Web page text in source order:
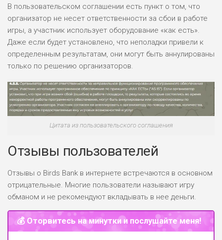
В пользовательском соглашении есть пункт о том, что
организатор не несет ответственности за сбои в работе
игры, а участник использует оборудование «как есть».
Даже если будет установлено, что неполадки привели к
определенным результатам, они могут быть аннулированы
только по решению организаторов.
Цитата из пользовательского соглашения
Отзывы пользователей
Отзывы о Birds Bank в интернете встречаются в основном
отрицательные. Многие пользователи называют игру
обманом и не рекомендуют вкладывать в нее деньги.
💰 Оторвитесь на минутки и послушайте меня!